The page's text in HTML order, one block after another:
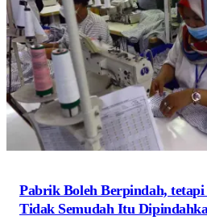
Pabrik Boleh Berpindah,
Tidak Semudah Itu